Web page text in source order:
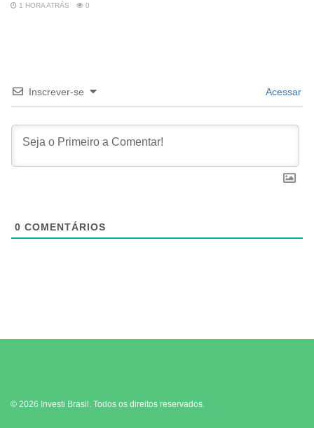
1 HORA ATRÁS 0
Inscrever-se Acessar
0 COMENTÁRIOS
© 2026 Investi Brasil. Todos os direitos reservados.